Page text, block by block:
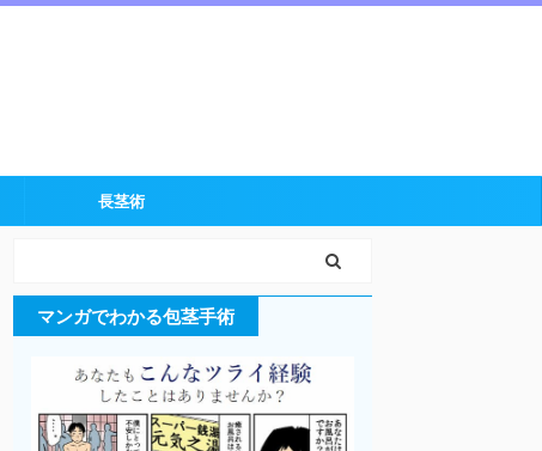
長茎術
マンガでわかる包茎手術